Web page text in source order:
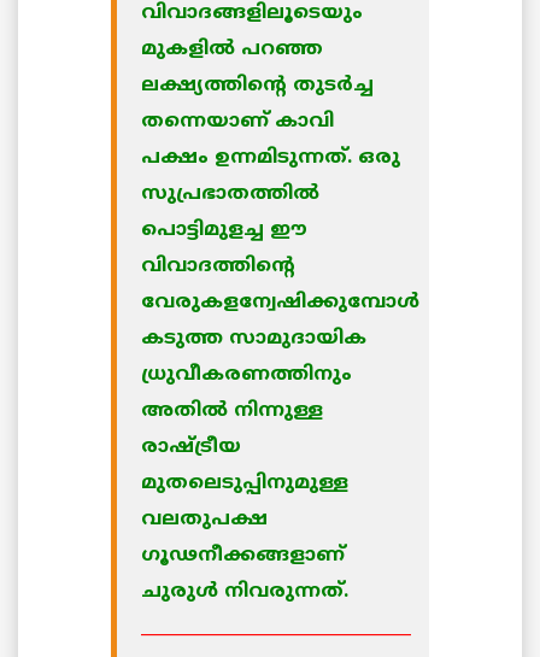
വിവാദങ്ങളിലൂടെയും
മുകളില്‍ പറഞ്ഞ
ലക്ഷ്യത്തിന്റെ തുടര്‍ച്ച
തന്നെയാണ് കാവി
പക്ഷം ഉന്നമിടുന്നത്. ഒരു
സുപ്രഭാതത്തില്‍
പൊട്ടിമുളച്ച ഈ
വിവാദത്തിന്റെ
വേരുകളന്വേഷിക്കുമ്പോള്‍
കടുത്ത സാമുദായിക
ധ്രുവീകരണത്തിനും
അതില്‍ നിന്നുള്ള
രാഷ്ട്രീയ
മുതലെടുപ്പിനുമുള്ള
വലതുപക്ഷ
ഗൂഢനീക്കങ്ങളാണ്
ചുരുള്‍ നിവരുന്നത്.
________________________________